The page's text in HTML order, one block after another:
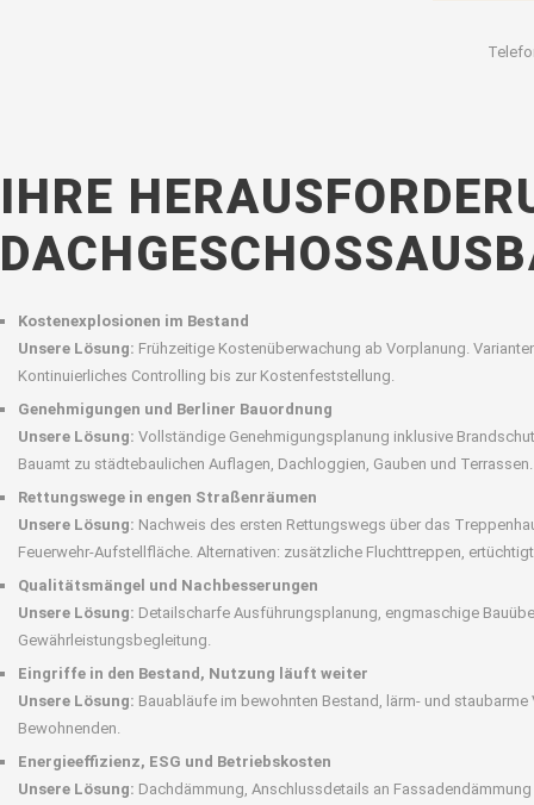
IHRE
Kostenexplosionen im Bestand
Unsere Lösung: Frühzeitige Kostenüberwachung ab Vorplanung.
Kontinuierliches Controlling bis zur Kostenfeststellung.
Genehmigungen und Berliner Bauordnung
Unsere Lösung: Vollständige Genehmigungsplanung inklusive
Bauamt zu städtebaulichen Auflagen, Dachloggien, Gauben und Terrassen.
Rettungswege in engen Straßenräumen
Unsere Lösung: Nachweis des ersten Rettungswegs über das
Feuerwehr-Aufstellfläche. Alternativen: zusätzliche Fluchttreppen,
Qualitätsmängel und Nachbesserungen
Unsere Lösung: Detailscharfe Ausführungsplanung, engmaschige
Gewährleistungsbegleitung.
Eingriffe in den Bestand, Nutzung läuft weiter
Unsere Lösung: Bauabläufe im bewohnten Bestand, lärm- und
Bewohnenden.
Energieeffizienz, ESG und Betriebskosten
Unsere Lösung: Dachdämmung, Anschlussdetails an